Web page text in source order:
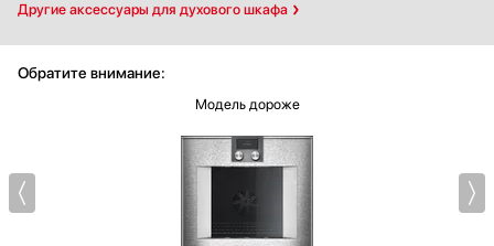
Другие аксессуары для духового шкафа
Обратите внимание:
Модель дороже